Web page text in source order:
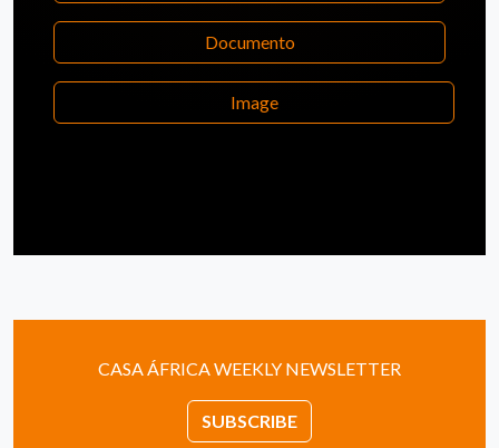
Documento
Image
CASA ÁFRICA WEEKLY NEWSLETTER
SUBSCRIBE